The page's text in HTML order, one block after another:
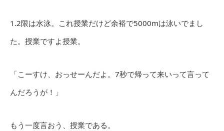
1.2限は水泳。これ授業だけど余裕で5000mは泳いでまし
た。授業ですよ授業。
「こーすけ、おっせーんだよ。7秒で帰って来いって言って
んだろうが！」
もう一度言おう、授業である。